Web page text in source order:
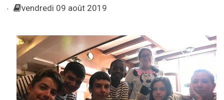
vendredi 09 août 2019